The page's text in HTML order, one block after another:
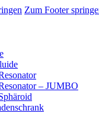
Zum Footer
– JUMBO